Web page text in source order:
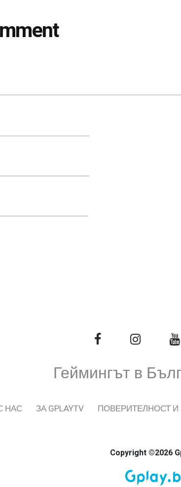
Геймингът в
НАС ЗА GPLAYTV ПОВЕРИТЕЛНОСТ
Copyright ©2026